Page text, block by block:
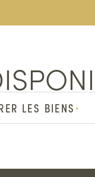
LES BIENS +